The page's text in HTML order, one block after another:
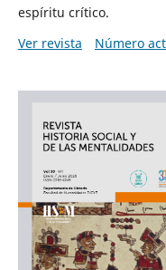
espíritu crítico.
Ver revista
Número